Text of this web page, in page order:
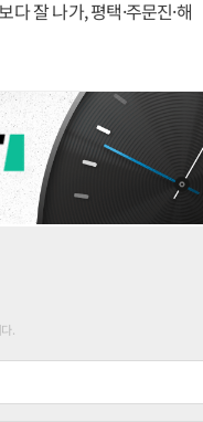
잘 나가, 평택·주문진·해
.